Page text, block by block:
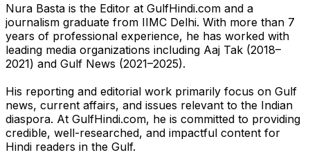
Nura Basta is the Editor at GulfHindi.com and a
journalism graduate from IIMC Delhi. With more than 7
years of professional experience, he has worked with
leading media organizations including Aaj Tak (2018–
2021) and Gulf News (2021–2025).
His reporting and editorial work primarily focus on Gulf
news, current affairs, and issues relevant to the Indian
diaspora. At GulfHindi.com, he is committed to providing
credible, well-researched, and impactful content for
Hindi readers in the Gulf.